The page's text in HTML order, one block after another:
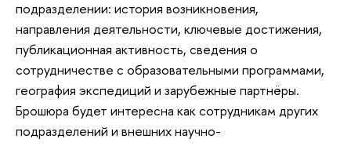
подразделении: история возникновения,
направления деятельности, ключевые достижения,
публикационная активность, сведения о
сотрудничестве с образовательными программами,
география экспедиций и зарубежные партнёры.
Брошюра будет интересна как сотрудникам других
подразделений и внешних научно-